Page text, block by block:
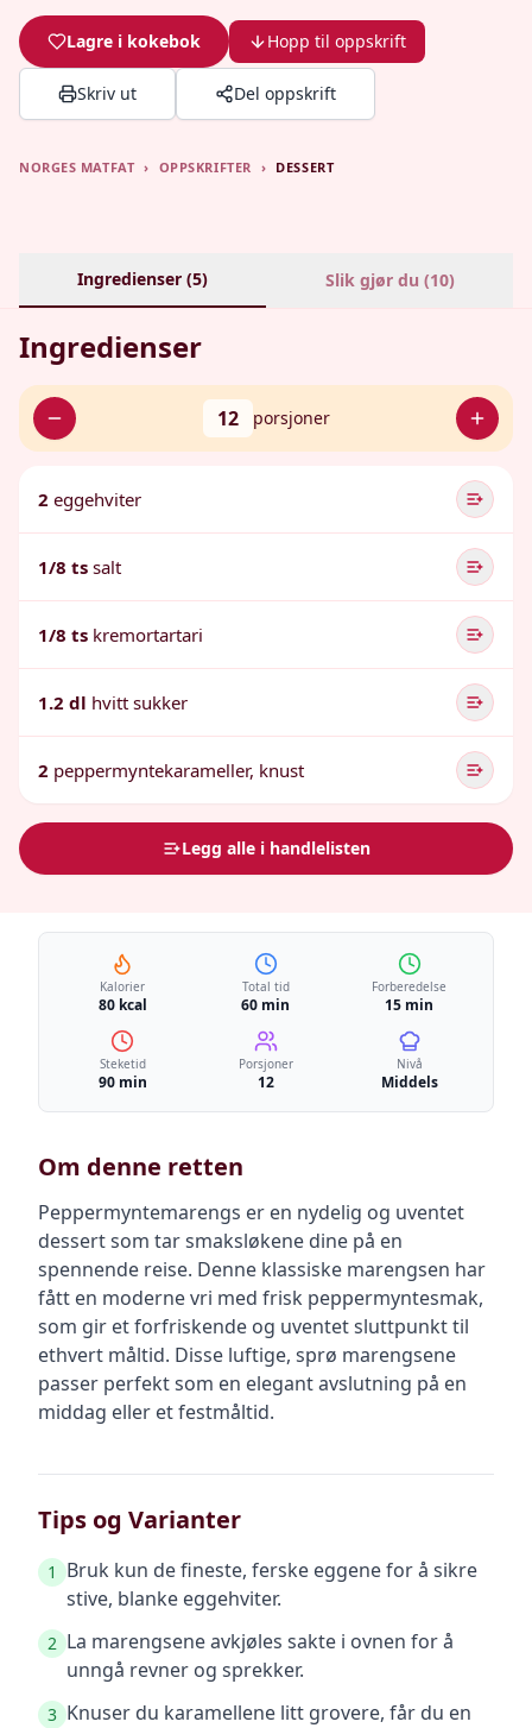
Lagre i kokebok Hopp til oppskrift
Skriv ut Del oppskrift
NORGES MATFAT › OPPSKRIFTER › DESSERT
Ingredienser (5) Slik gjør du (10)
Ingredienser
12 porsjoner
2 eggehviter
1/8 ts salt
1/8 ts kremortartari
1.2 dl hvitt sukker
2 peppermyntekarameller, knust
Legg alle i handlelisten
Kalorier
80 kcal
Total tid
60 min
Forberedelse
15 min
Steketid
90 min
Porsjoner
12
Nivå
Middels
Om denne retten
Peppermyntemarengs er en nydelig og uventet
dessert som tar smaksløkene dine på en
spennende reise. Denne klassiske marengsen har
fått en moderne vri med frisk peppermyntesmak,
som gir et forfriskende og uventet sluttpunkt til
ethvert måltid. Disse luftige, sprø marengsene
passer perfekt som en elegant avslutning på en
middag eller et festmåltid.
Tips og Varianter
1
Bruk kun de fineste, ferske eggene for å sikre
stive, blanke eggehviter.
2 La marengsene avkjøles sakte i ovnen for å
unngå revner og sprekker.
3 Knuser du karamellene litt grovere, får du en